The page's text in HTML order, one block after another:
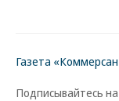
Газета
Подписывайтесь